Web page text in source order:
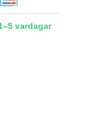
vardagar